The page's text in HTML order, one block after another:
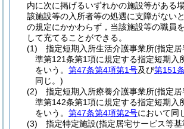
内に次に掲げるいずれかの施設等がある
該施設等の入所者等の処遇に支障がない
の規定にかかわらず，当該施設等の職員
して充てることができる。
(1)
指定短期入所生活介護事業所(指定
準第121条第1項に規定する指定短期入
をいう。 第47条第4項第1号及び第151
同じ。)
(2)
指定短期入所療養介護事業所(指定
準第142条第1項に規定する指定短期入
をいう。 第47条第4項第2号において同
(3)
指定特定施設(指定居宅サービス等